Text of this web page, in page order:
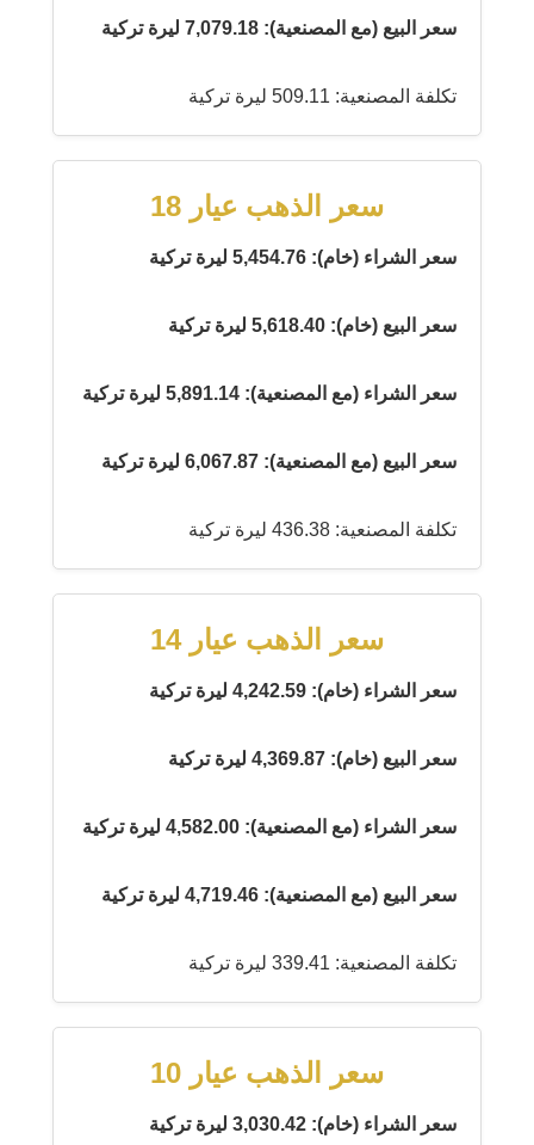
سعر البيع (مع المصنعية): 7,079.18 ليرة تركية
تكلفة المصنعية: 509.11 ليرة تركية
سعر الذهب عيار 18
سعر الشراء (خام): 5,454.76 ليرة تركية
سعر البيع (خام): 5,618.40 ليرة تركية
سعر الشراء (مع المصنعية): 5,891.14 ليرة تركية
سعر البيع (مع المصنعية): 6,067.87 ليرة تركية
تكلفة المصنعية: 436.38 ليرة تركية
سعر الذهب عيار 14
سعر الشراء (خام): 4,242.59 ليرة تركية
سعر البيع (خام): 4,369.87 ليرة تركية
سعر الشراء (مع المصنعية): 4,582.00 ليرة تركية
سعر البيع (مع المصنعية): 4,719.46 ليرة تركية
تكلفة المصنعية: 339.41 ليرة تركية
سعر الذهب عيار 10
سعر الشراء (خام): 3,030.42 ليرة تركية